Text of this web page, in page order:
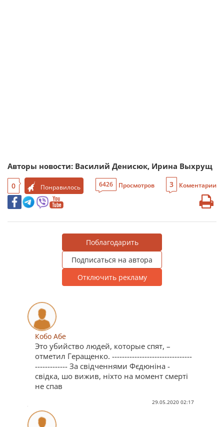
Авторы новости: Василий Денисюк, Ирина Выхрущ
0 Понравилось 6426 Просмотров 3 Коментарии
Поблагодарить
Подписаться на автора
Отключить рекламу
Кобо Абе
Это убийство людей, которые спят, –
отметил Геращенко. --------------------------------
------------- За свідченнями Фєдюніна -
свідка, шо вижив, ніхто на момент смерті
не спав
29.05.2020 02:17